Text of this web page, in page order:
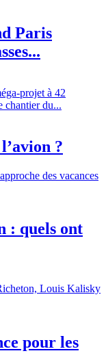
Paris
projet à 42
chantier du...
?
des vacances
: quels ont
Louis Kalisky
pour les